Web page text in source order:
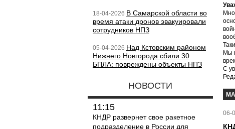
18-04-2026 В Самарской области во
время атаки дронов эвакуировали
сотрудников НПЗ
05-04-2026 Над Кстовским районом
Нижнего Новгорода сбили 30
БПЛА: повреждены объекты НПЗ
НОВОСТИ
11:15
КНДР развернет свое ракетное
подразделение в России для
Мы
С
06-